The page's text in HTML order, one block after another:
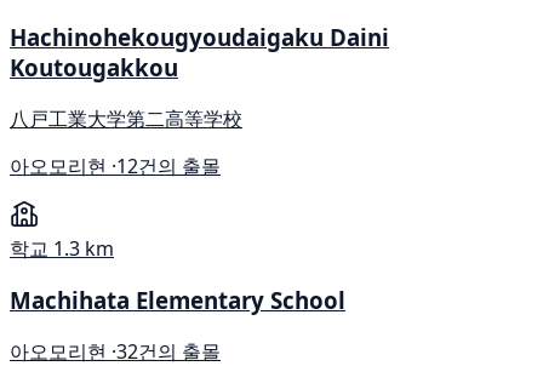
Hachinohekougyoudaigaku Daini
Koutougakkou
八戸工業大学第二高等学校
아오모리현 ·12건의 출몰
학교 1.3 km
Machihata Elementary School
아오모리현 ·32건의 출몰